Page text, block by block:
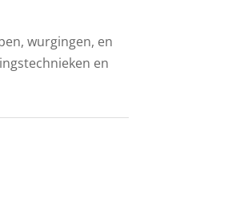
wurgingen, en
en